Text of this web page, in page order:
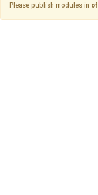
Please publish modules in